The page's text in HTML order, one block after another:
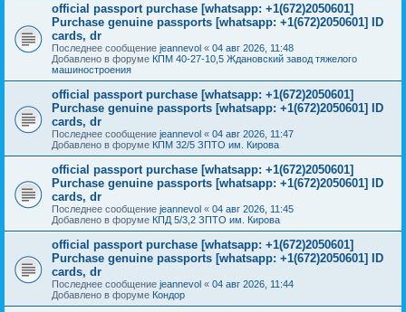
official passport purchase [whatsapp: +1(672)2050601]
Purchase genuine passports [whatsapp: +1(672)2050601] ID
cards, dr
Последнее сообщение jeannevol « 04 авг 2026, 11:48
Добавлено в форуме КПМ 40-27-10,5 Ждановский завод тяжелого
машиностроения
official passport purchase [whatsapp: +1(672)2050601]
Purchase genuine passports [whatsapp: +1(672)2050601] ID
cards, dr
Последнее сообщение jeannevol « 04 авг 2026, 11:47
Добавлено в форуме КПМ 32/5 ЗПТО им. Кирова
official passport purchase [whatsapp: +1(672)2050601]
Purchase genuine passports [whatsapp: +1(672)2050601] ID
cards, dr
Последнее сообщение jeannevol « 04 авг 2026, 11:45
Добавлено в форуме КПД 5/3,2 ЗПТО им. Кирова
official passport purchase [whatsapp: +1(672)2050601]
Purchase genuine passports [whatsapp: +1(672)2050601] ID
cards, dr
Последнее сообщение jeannevol « 04 авг 2026, 11:44
Добавлено в форуме Кондор